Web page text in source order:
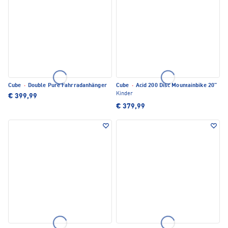
Cube · Double Pure Fahrradanhänger
€ 399,99
Cube · Acid 200 Disc Mountainbike 20"
Kinder
€ 379,99